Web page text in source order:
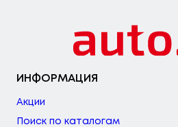
ИНФОРМАЦИЯ
Акции
Поиск по каталогам